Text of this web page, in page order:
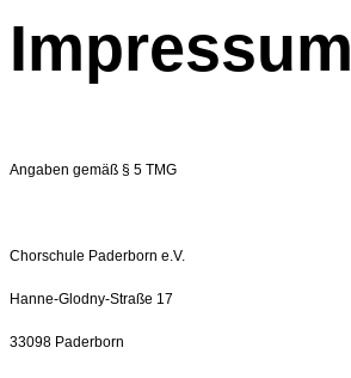
Impressum
Angaben gemäß § 5 TMG
Chorschule Paderborn e.V.
Hanne-Glodny-Straße 17
33098 Paderborn